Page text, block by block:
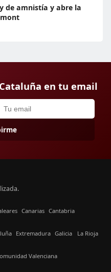
de amnistía y abre la
en tu email
Canarias Cantabria
Extremadura Galicia La Rioja
Valenciana